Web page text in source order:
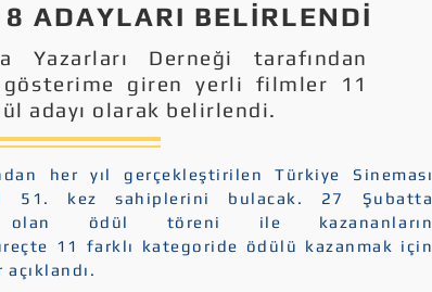
ADAYLARI BELİRLENDİ
Yazarları Derneği tarafından
gösterime giren yerli filmler 11
adayı olarak belirlendi.
her yıl gerçekleştirilen Türkiye Sineması
51. kez sahiplerini bulacak. 27 Şubatta
olan ödül töreni ile kazananların
11 farklı kategoride ödülü kazanmak için
açıklandı.